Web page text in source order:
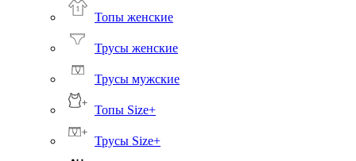
Топы женские
Трусы женские
Трусы мужские
Топы Size+
Трусы Size+